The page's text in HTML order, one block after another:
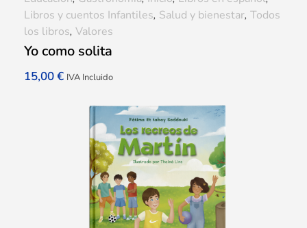
Yo como solita
15,00€ IVA Incluido
Libros y cuentos Infantiles, Salud y bienestar, Todos
los libros, Valores